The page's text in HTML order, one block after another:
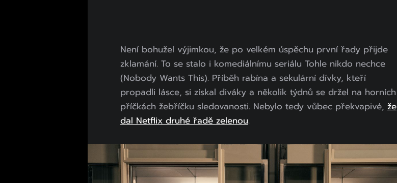
Není bohužel výjimkou, že po velkém úspěchu první řady přijde
zklamání. To se stalo i komediálnímu seriálu Tohle nikdo nechce
(Nobody Wants This). Příběh rabína a sekulární dívky, kteří
propadli lásce, si získal diváky a několik týdnů se držel na horních
příčkách žebříčku sledovanosti. Nebylo tedy vůbec překvapivé, že
dal Netflix druhé řadě zelenou.